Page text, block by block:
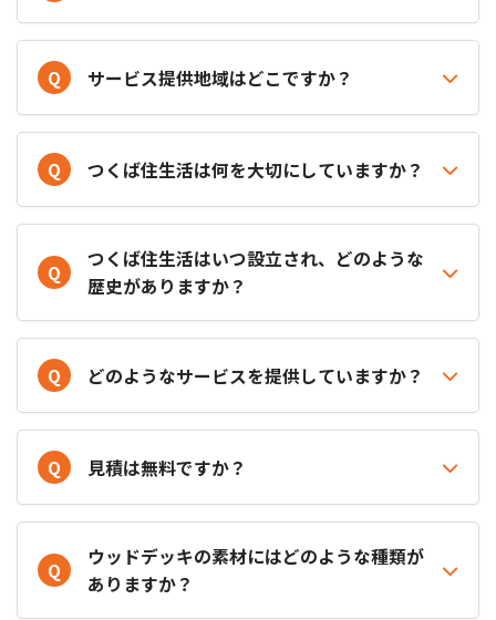
Q サービス提供地域はどこですか？
Q つくば住生活は何を大切にしていますか？
Q
つくば住生活はいつ設立され、どのような
歴史がありますか？
Q どのようなサービスを提供していますか？
Q 見積は無料ですか？
Q
ウッドデッキの素材にはどのような種類が
ありますか？